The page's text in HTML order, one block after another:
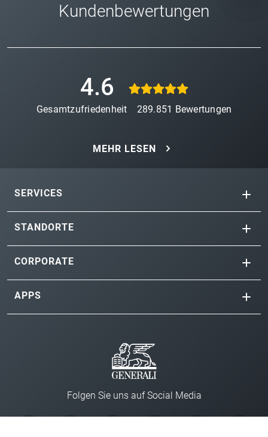
Kundenbewertungen
4.6
Gesamtzufriedenheit 289.851 Bewertungen
MEHR LESEN
SERVICES
STANDORTE
CORPORATE
APPS
Folgen Sie uns auf Social Media